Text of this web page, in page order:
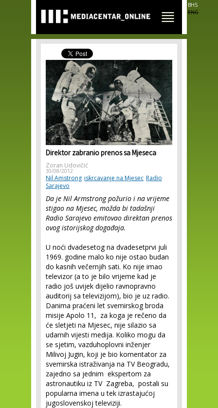
main
content
BHS
ENG
Direktor zabranio prenos sa Mjeseca
Zoran Udovičić
30/08/2012
Nil Amstrong iskrcavanje na Mjesec Radio
Sarajevo
Da je Nil Armstrong požurio i na vrijeme
stigao na Mjesec, možda bi tadašnji
Radio Sarajevo emitovao direktan prenos
ovog istorijskog događaja.
U noći dvadesetog na dvadesetprvi juli
1969. godine malo ko nije ostao budan
do kasnih večernjih sati. Ko nije imao
televizor (a to je bilo vrijeme kad je
radio još uvijek dijelio ravnopravno
auditorij sa televizijom), bio je uz radio.
Danima praćeni let svemirskog broda
misije Apolo 11, za koga je rečeno da
će sletjeti na Mjesec, nije silazio sa
udarnih vijesti medija. Koliko mogu da
se sjetim, vazduhoplovni inženjer
Milivoj Jugin, koji je bio komentator za
svemirska istraživanja na TV Beogradu,
zajedno sa jednim ekspertom za
astronautiku iz TV Zagreba, postali su
popularna imena u tek izrastajućoj
jugoslovenskoj televiziji.